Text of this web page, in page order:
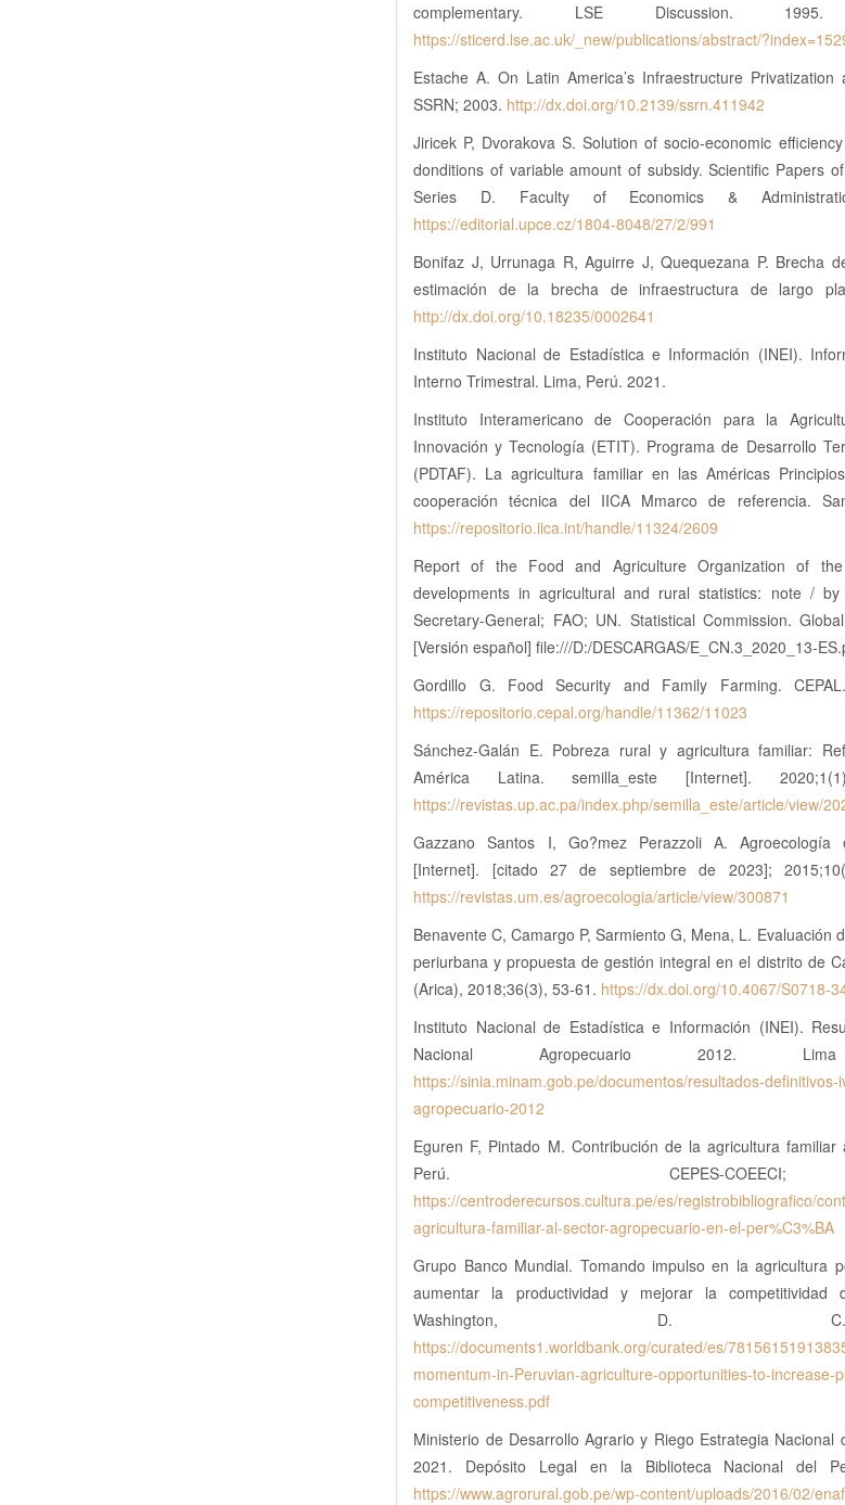
complementary. LSE Discussion.
https://sticerd.lse.ac.uk/_new/publications/abstract/
Estache A. On Latin America’s Infraestructure
SSRN; 2003. http://dx.doi.org/10.2139/ssrn.411942
Jiricek P, Dvorakova S. Solution of socio-economic
donditions of variable amount of subsidy. Scientific Papers
Series D. Faculty of Economics &
https://editorial.upce.cz/1804-8048/27/2/991
Bonifaz J, Urrunaga R, Aguirre J, Quequezana P. Brecha
estimación de la brecha de infraestructura de largo
http://dx.doi.org/10.18235/0002641
Instituto Nacional de Estadística e Información (INEI).
Interno Trimestral. Lima, Perú. 2021.
Instituto Interamericano de Cooperación para la
Innovación y Tecnología (ETIT). Programa de Desarrollo
(PDTAF). La agricultura familiar en las Américas
cooperación técnica del IICA Mmarco de referencia.
https://repositorio.iica.int/handle/11324/2609
Report of the Food and Agriculture Organization of
developments in agricultural and rural statistics: note / by
Secretary-General; FAO; UN. Statistical Commission.
[Versión español] file:///D:/DESCARGAS/E_CN.3_2020_13-
Gordillo G. Food Security and Family Farming.
https://repositorio.cepal.org/handle/11362/11023
Sánchez-Galán E. Pobreza rural y agricultura familiar:
América Latina. semilla_este [Internet].
https://revistas.up.ac.pa/index.php/semilla_este/article/view/
Gazzano Santos I, Go?mez Perazzoli A. Agroecología
[Internet]. [citado 27 de septiembre de 2023];
https://revistas.um.es/agroecologia/article/view/300871
Benavente C, Camargo P, Sarmiento G, Mena, L. Evaluación
periurbana y propuesta de gestión integral en el distrito de
(Arica), 2018;36(3), 53-61. https://dx.doi.org/10.4067/S0718-
Instituto Nacional de Estadística e Información (INEI).
Nacional Agropecuario 2012.
https://sinia.minam.gob.pe/documentos/resultados-definitivos-
agropecuario-2012
Eguren F, Pintado M. Contribución de la agricultura
Perú. CEPES-
https://centroderecursos.cultura.pe/es/registrobibliografico/
agricultura-familiar-al-sector-agropecuario-en-el-per%C3%BA
Grupo Banco Mundial. Tomando impulso en la agricultura
aumentar la productividad y mejorar la competitividad
Washington, D.
https://documents1.worldbank.org/curated/es/
momentum-in-Peruvian-agriculture-opportunities-to-increase-
competitiveness.pdf
Ministerio de Desarrollo Agrario y Riego Estrategia Nacional
2021. Depósito Legal en la Biblioteca Nacional del
https://www.agrorural.gob.pe/wp-content/uploads/2016/02/